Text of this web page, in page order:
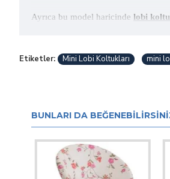
Ayrıca bu model haricinde lobi
Etiketler: Mini Lobi Koltukları mini
BUNLARI DA